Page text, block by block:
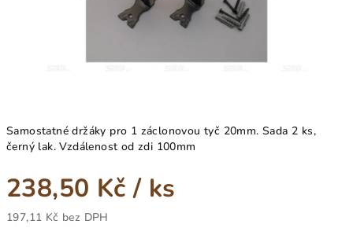
Samostatné držáky pro 1 záclonovou tyč 20mm. Sada 2 ks,
černý lak. Vzdálenost od zdi 100mm
238,50 Kč/ ks
197,11 Kč bez DPH